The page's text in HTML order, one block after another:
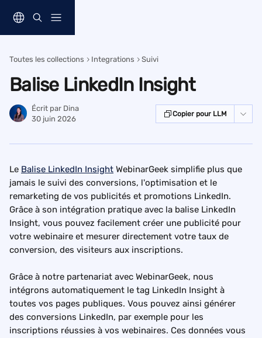
Toutes les collections Integrations Suivi
Balise LinkedIn Insight
Écrit par Dina
30 juin 2026
Copier pour LLM
Le Balise LinkedIn Insight WebinarGeek simplifie plus que
jamais le suivi des conversions, l'optimisation et le
remarketing de vos publicités et promotions LinkedIn.
Grâce à son intégration pratique avec la balise LinkedIn
Insight, vous pouvez facilement créer une publicité pour
votre webinaire et mesurer directement votre taux de
conversion, des visiteurs aux inscriptions.
Grâce à notre partenariat avec WebinarGeek, nous
intégrons automatiquement le tag LinkedIn Insight à
toutes vos pages publiques. Vous pouvez ainsi générer
des conversions LinkedIn, par exemple pour les
inscriptions réussies à vos webinaires. Ces données vous